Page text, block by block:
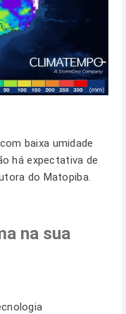
baixa umidade
há expectativa de
do Matopiba.
na sua